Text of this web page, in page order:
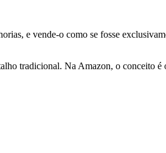
e vende-o como se fosse
tradicional. Na Amazon, o conceito é